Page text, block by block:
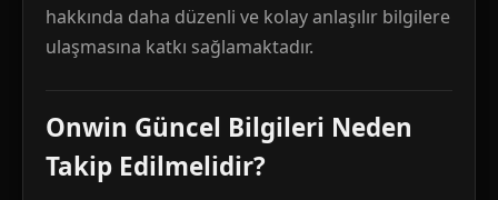
hakkında daha düzenli ve kolay anlaşılır bilgilere
ulaşmasına katkı sağlamaktadır.
Onwin Güncel Bilgileri Neden
Takip Edilmelidir?